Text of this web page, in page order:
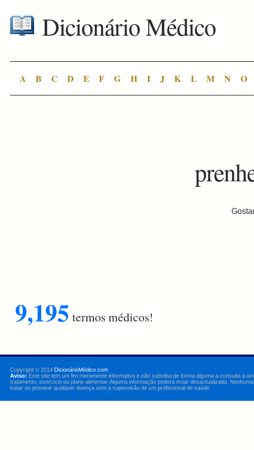
Dicionário Médico
A B C D E F G H I J K L M N O
9,195 termos médicos!
Copyright © 2014 DicionárioMédico.com
Aviso: Este site tem um fim meramente informativo e não substitui de forma alguma a consulta a
tratamento, exercício ou plano alimentar. Alguma informação poderá estar desactualizada.
tratar ou prevenir qualquer doença sem a supervisão de um profissional de saúde.